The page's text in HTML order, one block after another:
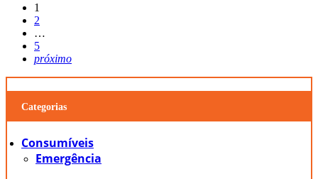
1
2
…
5
próximo
Categorias
Consumíveis
Emergência